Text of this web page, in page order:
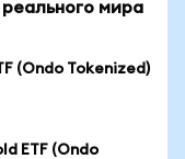
мира
(Ondo Tokenized)
ETF (Ondo